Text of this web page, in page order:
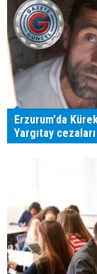
Erzurum'da
Yargıtay cezaları